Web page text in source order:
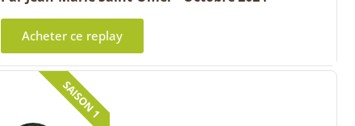
Acheter ce replay
SAISON 1